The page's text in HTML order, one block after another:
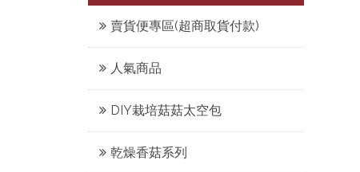
賣貨便專區(超商取貨付款)
人氣商品
DIY栽培菇菇太空包
乾燥香菇系列